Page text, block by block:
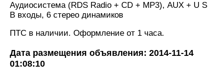
Аудиосистема (RDS Radio + CD + MP3), AUX + U S
B входы, 6 стерео динамиков
ПТС в наличии. Оформление от 1 часа.
Дата размещения объявления: 2014-11-14
01:08:10